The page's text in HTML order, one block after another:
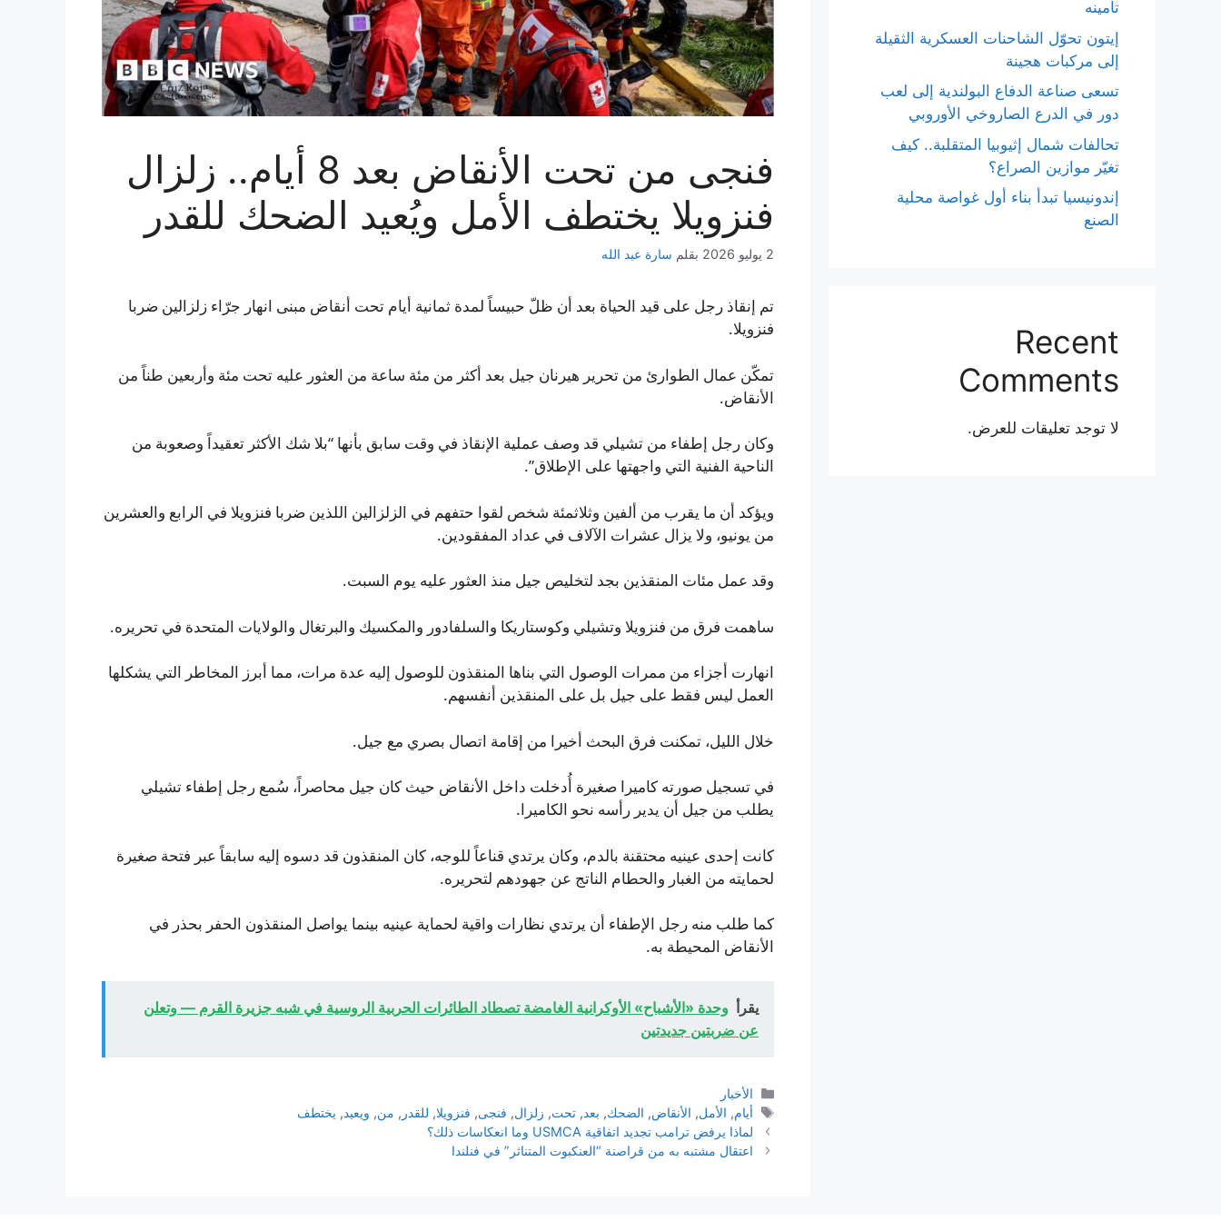
فنجى من تحت الأنقاض بعد 8 أيام.. زلزال
فنزويلا يختطف الأمل ويُعيد الضحك للقدر
2 يوليو 2026 بقلم سارة عبد الله
تم إنقاذ رجل على قيد الحياة بعد أن ظلّ حبيساً لمدة ثمانية أيام تحت أنقاض مبنى انهار جرّاء زلزالين ضربا
فنزويلا.
تمكّن عمال الطوارئ من تحرير هيرنان جيل بعد أكثر من مئة ساعة من العثور عليه تحت مئة وأربعين طناً من
الأنقاض.
وكان رجل إطفاء من تشيلي قد وصف عملية الإنقاذ في وقت سابق بأنها “بلا شك الأكثر تعقيداً وصعوبة من
الناحية الفنية التي واجهتها على الإطلاق”.
ويؤكد أن ما يقرب من ألفين وثلاثمئة شخص لقوا حتفهم في الزلزالين اللذين ضربا فنزويلا في الرابع والعشرين
من يونيو، ولا يزال عشرات الآلاف في عداد المفقودين.
وقد عمل مئات المنقذين بجد لتخليص جيل منذ العثور عليه يوم السبت.
ساهمت فرق من فنزويلا وتشيلي وكوستاريكا والسلفادور والمكسيك والبرتغال والولايات المتحدة في تحريره.
انهارت أجزاء من ممرات الوصول التي بناها المنقذون للوصول إليه عدة مرات، مما أبرز المخاطر التي يشكلها
العمل ليس فقط على جيل بل على المنقذين أنفسهم.
خلال الليل، تمكنت فرق البحث أخيرا من إقامة اتصال بصري مع جيل.
في تسجيل صورته كاميرا صغيرة أُدخلت داخل الأنقاض حيث كان جيل محاصراً، سُمع رجل إطفاء تشيلي
يطلب من جيل أن يدير رأسه نحو الكاميرا.
كانت إحدى عينيه محتقنة بالدم، وكان يرتدي قناعاً للوجه، كان المنقذون قد دسوه إليه سابقاً عبر فتحة صغيرة
لحمايته من الغبار والحطام الناتج عن جهودهم لتحريره.
كما طلب منه رجل الإطفاء أن يرتدي نظارات واقية لحماية عينيه بينما يواصل المنقذون الحفر بحذر في
الأنقاض المحيطة به.
يقرأ وحدة «الأشباح» الأوكرانية الغامضة تصطاد الطائرات الحربية الروسية في شبه جزيرة القرم — وتعلن
عن ضربتين جديدتين
التصنيفات
الأخبار
الوسوم
أيام, الأمل, الأنقاض, الضحك, بعد,تحت, زلزال, فنجى, فنزويلا, للقدر , من, ويعيد, يختطف
لماذا يرفض ترامب تجديد اتفاقية USMCA وما انعكاسات ذلك؟
اعتقال مشتبه به من قراصنة “العنكبوت المتناثر” في فنلندا
تأمينه
إيتون تحوّل الشاحنات العسكرية الثقيلة
إلى مركبات هجينة
تسعى صناعة الدفاع البولندية إلى لعب
دور في الدرع الصاروخي الأوروبي
تحالفات شمال إثيوبيا المتقلبة.. كيف
تغيّر موازين الصراع؟
إندونيسيا تبدأ بناء أول غواصة محلية
الصنع
Recent
Comments
لا توجد تعليقات للعرض.